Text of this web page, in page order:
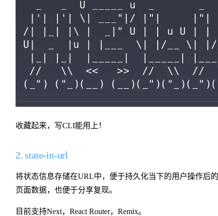
收藏起来，写CLI能用上！
2. state-in-url
将状态信息存储在URL中，便于持久化当下的用户操作后的
页面数据，也便于分享复现。
目前支持Next，React Router，Remix。